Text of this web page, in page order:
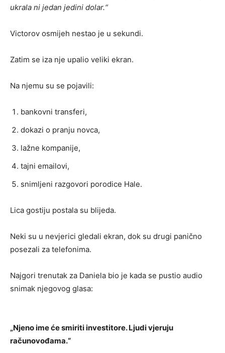
ukrala ni jedan jedini dolar.“
Victorov osmijeh nestao je u sekundi.
Zatim se iza nje upalio veliki ekran.
Na njemu su se pojavili:
bankovni transferi,
dokazi o pranju novca,
lažne kompanije,
tajni emailovi,
snimljeni razgovori porodice Hale.
Lica gostiju postala su blijeda.
Neki su u nevjerici gledali ekran, dok su drugi panično
posezali za telefonima.
Najgori trenutak za Daniela bio je kada se pustio audio
snimak njegovog glasa:
„Njeno ime će smiriti investitore. Ljudi vjeruju
računovođama.“